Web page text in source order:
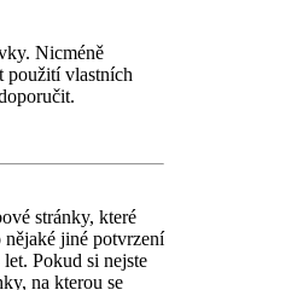
Nicméně
použití vlastních
stránky, které
nějaké jiné potvrzení
Pokud si nejste
na kterou se